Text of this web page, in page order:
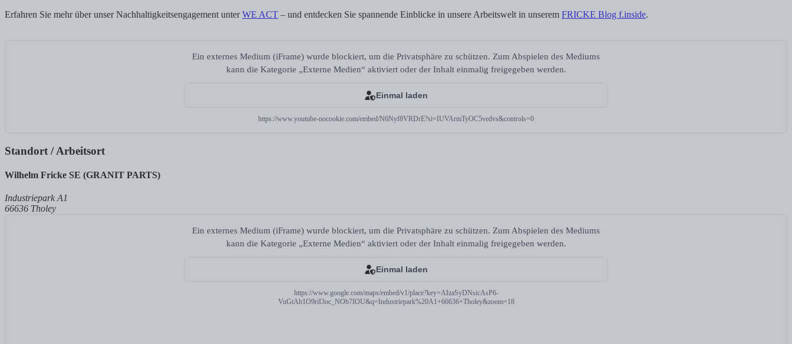
Erfahren Sie mehr über unser Nachhaltigkeitsengagement unterWE ACT – und entdecken Sie spannende Einblicke in unsere Arbeitswelt in unserem FRICKE Blog f.inside.
Ein externes Medium (iFrame) wurde blockiert, um die Privatsphäre zu schützen. Zum Abspielen des Mediums
kann die Kategorie „Externe Medien“ aktiviert oder der Inhalt einmalig freigegeben werden.
Einmal laden
https://www.youtube-nocookie.com/embed/N6Nyf8VRDrE?si=IUVArmTyOC5vedvs&controls=0
Standort / Arbeitsort
Wilhelm Fricke SE (GRANIT PARTS)
Industriepark A1
66636 Tholey
Ein externes Medium (iFrame) wurde blockiert, um die Privatsphäre zu schützen. Zum Abspielen des Mediums
kann die Kategorie „Externe Medien“ aktiviert oder der Inhalt einmalig freigegeben werden.
Einmal laden
https://www.google.com/maps/embed/v1/place?key=AIzaSyDNsicAsP6-
VuGtAb1O9riI3oc_NOb7IOU&q=Industriepark%20A1+66636+Tholey&zoom=18